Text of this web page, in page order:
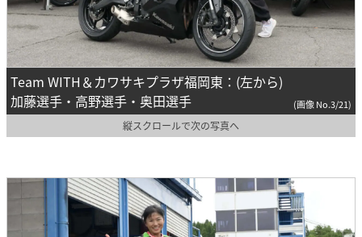
Team WITH＆カワサキプラザ福岡東：(左から)
加藤選手・高野選手・奥田選手
(画像 No.3/21)
縦スクロールで次の写真へ